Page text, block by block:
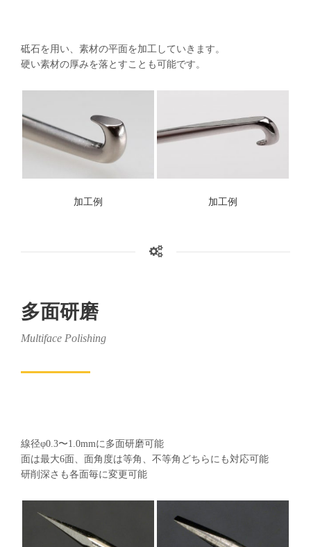
砥石を用い、素材の平面を加工していきます。
硬い素材の厚みを落とすことも可能です。
加工例 加工例
多面研磨
Multiface Polishing
線径φ0.3〜1.0mmに多面研磨可能
面は最大6面、面角度は等角、不等角どちらにも対応可能
研削深さも各面毎に変更可能